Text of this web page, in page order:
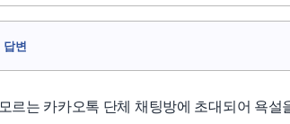
변
르는 카카오톡 단체 채팅방에 초대되어 욕